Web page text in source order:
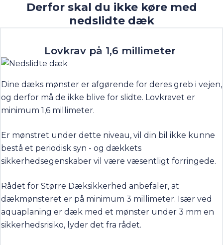
Derfor skal du ikke køre med
nedslidte dæk
Lovkrav på 1,6 millimeter
Dine dæks mønster er afgørende for deres greb i vejen,
og derfor må de ikke blive for slidte. Lovkravet er
minimum 1,6 millimeter.
Er mønstret under dette niveau, vil din bil ikke kunne
bestå et periodisk syn - og dækkets
sikkerhedsegenskaber vil være væsentligt forringede.
Rådet for Større Dæksikkerhed anbefaler, at
dækmønsteret er på minimum 3 millimeter. Især ved
aquaplaning er dæk med et mønster under 3 mm en
sikkerhedsrisiko, lyder det fra rådet.